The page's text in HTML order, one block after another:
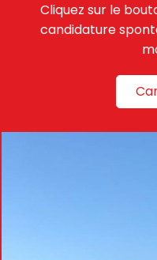
Cliquez sur le
candidature